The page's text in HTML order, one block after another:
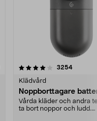
3254
Klädvård
Noppborttagare
Vårda kläder och andra
ta bort noppor och ludd.
4.5av 5 stjärnor